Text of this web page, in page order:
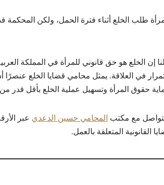
طلب الخلع أثناء فترة الحمل، ولكن المحكمة
إن الخلع هو حق قانوني للمرأة في المملكة
في العلاقة. يمثل محامي قضايا الخلع
حقوق المرأة وتسهيل عملية الخلع بأقل قدر من
مع مكتب المحامي حسين الدعدي عبر
القانونية المتعلقة بالعمل.